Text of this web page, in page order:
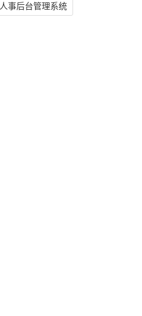
人事后台管理系统